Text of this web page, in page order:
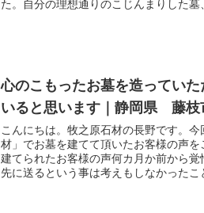
た。自分の理想通りのこじんまりした墓
心のこもったお墓を造ってい
いると思います｜静岡県 藤
こんにちは。牧之原石材の長野です。
材」でお墓を建てて頂いたお客様の声
建てられたお客様の声何カ月か前から
先に送るという事は考えもしなかったこ